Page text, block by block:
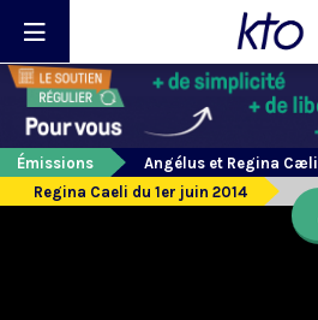
Émissions
Angélus et Regina Cæli
Regina Caeli du 1er juin 2014